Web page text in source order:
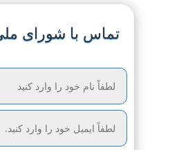
تماس با شورای